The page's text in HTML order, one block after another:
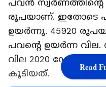
പവൻ സ്വർണത്തിന്റെ
രൂപയാണ്. ഇതോടെ
ഉയർന്നു. 45920
പവന്റെ ഉയർന്ന വില.
വില 2020 ഡോളർ
കൂടിയത്.
Read